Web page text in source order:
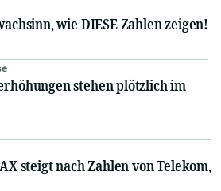
wie DIESE Zahlen zeigen!
stehen plötzlich im
steigt nach Zahlen von Telekom,